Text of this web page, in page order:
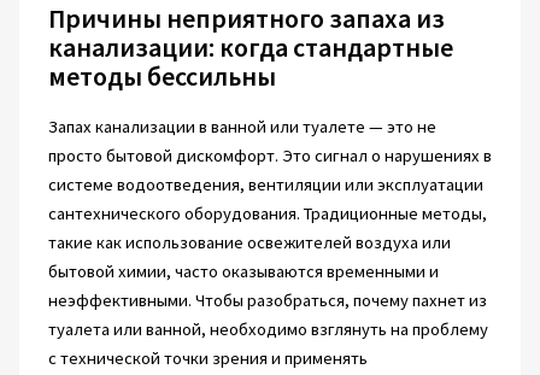
Причины неприятного запаха из
канализации: когда стандартные
методы бессильны
Запах канализации в ванной или туалете — это не
просто бытовой дискомфорт. Это сигнал о нарушениях в
системе водоотведения, вентиляции или эксплуатации
сантехнического оборудования. Традиционные методы,
такие как использование освежителей воздуха или
бытовой химии, часто оказываются временными и
неэффективными. Чтобы разобраться, почему пахнет из
туалета или ванной, необходимо взглянуть на проблему
с технической точки зрения и применять